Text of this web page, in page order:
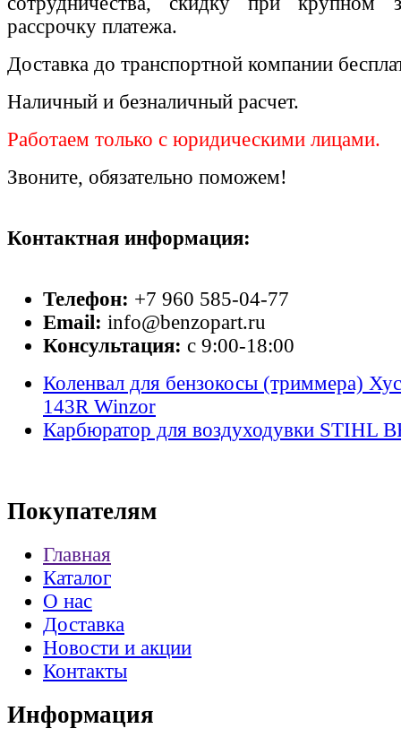
рассрочку платежа.
Доставка до транспортной компании
Наличный и безналичный расчет.
Работаем только с юридическими лицами.
Звоните, обязательно поможем!
Контактная информация:
Телефон: +7 960 585-04-77
Email: info@benzopart.ru
Консультация: с 9:00-18:00
Коленвал для бензокосы (триммера)
143R Winzor
Карбюратор для воздуходувки STIHL
Покупателям
Главная
Каталог
О нас
Доставка
Новости и акции
Контакты
Информация